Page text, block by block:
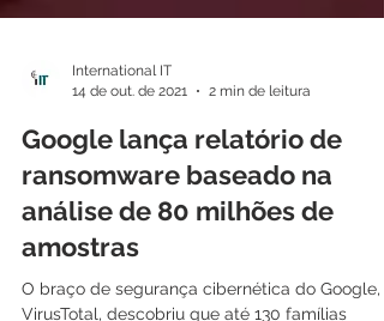
International IT
14 de out. de 2021
2 min de leitura
Google lança relatório de
ransomware baseado na
análise de 80 milhões de
amostras